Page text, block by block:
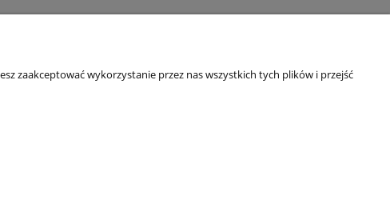
zaakceptować wykorzystanie przez nas wszystkich tych plików i przejść